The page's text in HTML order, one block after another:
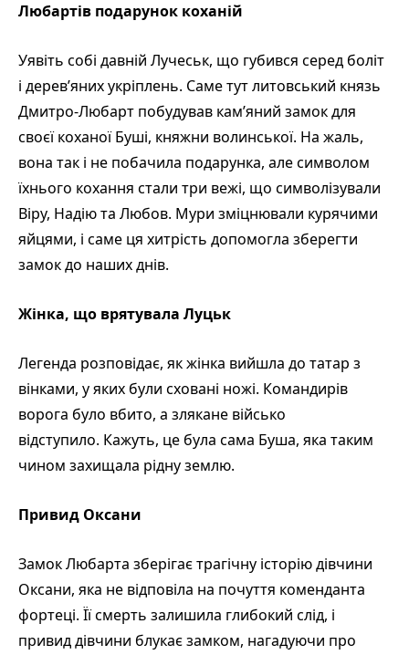
Любартів подарунок коханій
Уявіть собі давній Лучеськ, що губився серед боліт
і дерев’яних укріплень. Саме тут литовський князь
Дмитро-Любарт побудував кам’яний замок для
своєї коханої Буші, княжни волинської. На жаль,
вона так і не побачила подарунка, але символом
їхнього кохання стали три вежі, що символізували
Віру, Надію та Любов. Мури зміцнювали курячими
яйцями, і саме ця хитрість допомогла зберегти
замок до наших днів.
Жінка, що врятувала Луцьк
Легенда розповідає, як жінка вийшла до татар з
вінками, у яких були сховані ножі. Командирів
ворога було вбито, а злякане військо
відступило. Кажуть, це була сама Буша, яка таким
чином захищала рідну землю.
Привид Оксани
Замок Любарта зберігає трагічну історію дівчини
Оксани, яка не відповіла на почуття коменданта
фортеці. Її смерть залишила глибокий слід, і
привид дівчини блукає замком, нагадуючи про